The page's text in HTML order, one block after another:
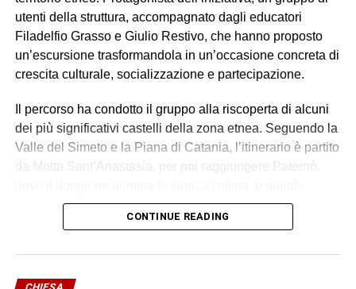
utenti della struttura, accompagnato dagli educatori
Filadelfio Grasso e Giulio Restivo, che hanno proposto
un’escursione trasformandola in un’occasione concreta di
crescita culturale, socializzazione e partecipazione.
Il percorso ha condotto il gruppo alla riscoperta di alcuni
dei più significativi castelli della zona etnea. Seguendo la
Valle del Simeto e la Piana di Catania, l’itinerario è partito
da Motta Sant’Anastasia, per poi raggiungere Paternò,
Adrano. I tre maestosi manieri sono stati ammirati,
osservati e commentati nelle loro specifiche peculiarità.
A guidare il gruppo nella lettura storica dei luoghi è stato
Salvuccio Furnari, cultore di storia del territorio. Furnari ha
CONTINUE READING